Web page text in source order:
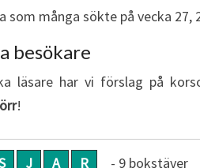
många sökte på vecka 27,
besökare
läsare har vi förslag på
!
J A R
- 9 bokstäver